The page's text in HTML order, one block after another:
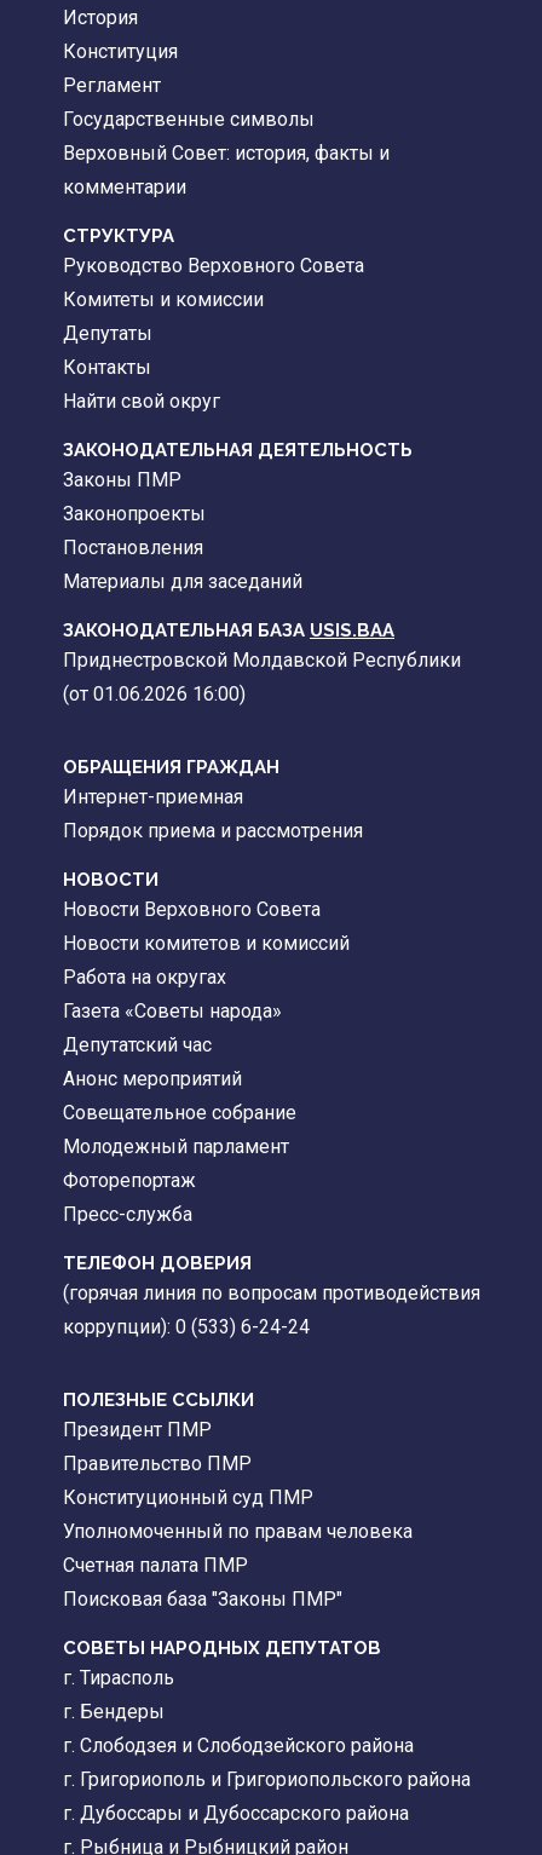
История
Конституция
Регламент
Государственные символы
Верховный Совет: история, факты и
комментарии
CТРУКТУРА
Руководство Верховного Совета
Комитеты и комиссии
Депутаты
Контакты
Найти свой округ
ЗАКОНОДАТЕЛЬНАЯ ДЕЯТЕЛЬНОСТЬ
Законы ПМР
Законопроекты
Постановления
Материалы для заседаний
ЗАКОНОДАТЕЛЬНАЯ БАЗА USIS.BAA
Приднестровской Молдавской Республики
(от 01.06.2026 16:00)
ОБРАЩЕНИЯ ГРАЖДАН
Интернет-приемная
Порядок приема и рассмотрения
НОВОСТИ
Новости Верховного Совета
Новости комитетов и комиссий
Работа на округах
Газета «Советы народа»
Депутатский час
Анонс мероприятий
Совещательное собрание
Молодежный парламент
Фоторепортаж
Пресс-служба
ТЕЛЕФОН ДОВЕРИЯ
(горячая линия по вопросам противодействия
коррупции): 0 (533) 6-24-24
ПОЛЕЗНЫЕ ССЫЛКИ
Президент ПМР
Правительство ПМР
Конституционный суд ПМР
Уполномоченный по правам человека
Счетная палата ПМР
Поисковая база "Законы ПМР"
СОВЕТЫ НАРОДНЫХ ДЕПУТАТОВ
г. Тирасполь
г. Бендеры
г. Слободзея и Слободзейского района
г. Григориополь и Григориопольского района
г. Дубоссары и Дубоссарского района
г. Рыбница и Рыбницкий район